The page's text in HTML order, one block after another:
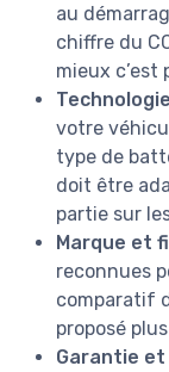
au
chiffre du
mieux c’est
votre
type de
doit être
partie sur
Marque et
reconnues
comparatif
proposé
Garantie